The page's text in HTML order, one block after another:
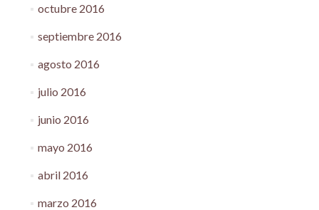
octubre 2016
septiembre 2016
agosto 2016
julio 2016
junio 2016
mayo 2016
abril 2016
marzo 2016